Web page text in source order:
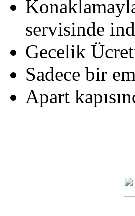
servisinde
Gecelik
Sadece bir
Apart